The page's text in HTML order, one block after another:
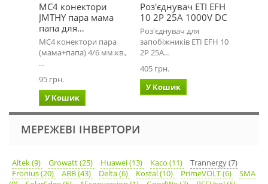
MC4 конектори
JMTHY пара мама
папа для…
MC4 конектори пара
(мама+папа) 4/6 мм.кв.,
…
95 грн.
У Кошик
Роз'єднувач ETI EFH
10 2P 25A 1000V DC
Роз'єднувач для
запобіжників ETI EFH 10
2P 25A…
405 грн.
У Кошик
МЕРЕЖЕВІ ІНВЕРТОРИ
Altek (9) Growatt (25) Huawei (13) Kaco (11)
Trannergy (7)
Fronius (20)
ABB (43) Delta (6) Kostal (10) PrimeVOLT (6)
SMA